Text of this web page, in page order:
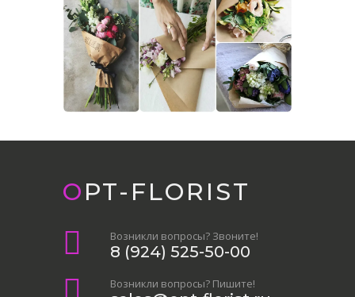
OPT-FLORIST
Возникли вопросы? Звоните!
8 (924) 525-50-00
Возникли вопросы? Пишите!